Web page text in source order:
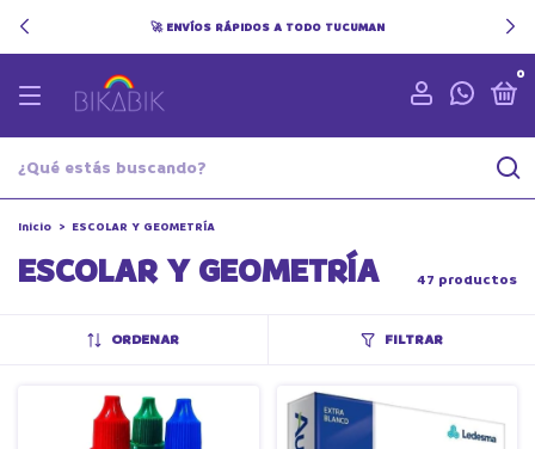
🚀 ENVÍOS RÁPIDOS A TODO TUCUMAN
0
Inicio > ESCOLAR Y GEOMETRÍA
ESCOLAR Y GEOMETRÍA 47 productos
ORDENAR FILTRAR